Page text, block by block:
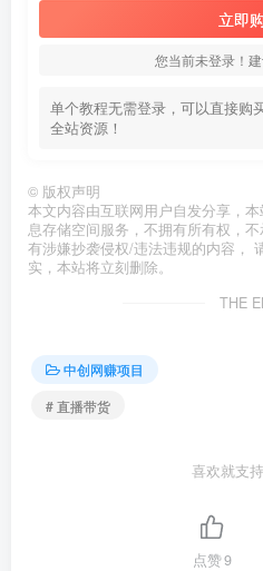
立即
您当前未登录！
单个教程无需登录，可以直接购
全站资源！
© 版权声明
本文内容由互联网用户自发分享，
息存储空间服务，不拥有所有权，
有涉嫌抄袭侵权/违法违规的内容，
实，本站将立刻删除。
THE
中创网赚项目
# 直播带货
喜欢就支
点赞9